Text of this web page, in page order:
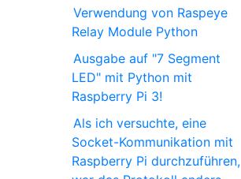
Verwendung von Raspeye
Relay Module Python
Ausgabe auf "7 Segment
LED" mit Python mit
Raspberry Pi 3!
Als ich versuchte, eine
Socket-Kommunikation mit
Raspberry Pi durchzuführen,